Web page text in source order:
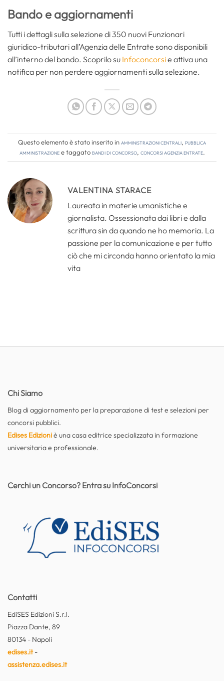
Bando e aggiornamenti
Tutti i dettagli sulla selezione di 350 nuovi Funzionari
giuridico-tributari all’Agenzia delle Entrate sono disponibili
all’interno del bando. Scoprilo su Infoconcorsie attiva una
notifica per non perdere aggiornamenti sulla selezione.
Questo elemento è stato inserito inAmministrazioni Centrali, Pubblica
amministrazionee taggatobandi di concorso, concorsi agenzia entrate.
VALENTINA STARACE
Laureata in materie umanistiche e
giornalista. Ossessionata dai libri e dalla
scrittura sin da quando ne ho memoria. La
passione per la comunicazione e per tutto
ciò che mi circonda hanno orientato la mia
vita
Chi Siamo
Blog di aggiornamento per la preparazione di test e selezioni per
concorsi pubblici.
Edises Edizioniè una casa editrice specializzata in formazione
universitaria e professionale.
Contatti
EdiSES Edizioni S.r.l.
Piazza Dante, 89
80134 - Napoli
edises.it-
assistenza.edises.it
Cerchi un Concorso? Entra su InfoConcorsi